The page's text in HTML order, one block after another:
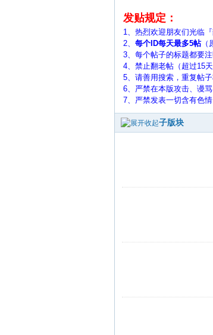
发贴规定：
1、热烈欢迎朋友们光临
2、 每个ID每天最多5帖（
3、每个帖子的标题都要
4、禁止翻老帖（超过15
5、 请善用搜索，重复帖
6、严禁在本版攻击、谩
7、严禁发表一切含有色
子版块